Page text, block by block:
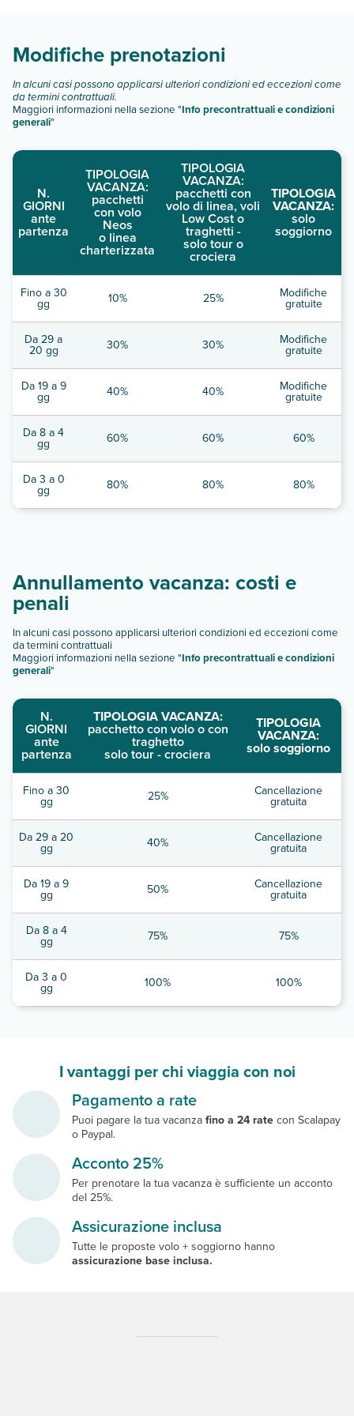
Modifiche prenotazioni
In alcuni casi possono applicarsi ulteriori condizioni ed eccezioni come
da termini contrattuali.
Maggiori informazioni nella sezione "Info precontrattuali e condizioni
generali"
N.
GIORNI
ante
partenza
TIPOLOGIA
VACANZA:
pacchetti
con volo
Neos
o linea
charterizzata
TIPOLOGIA
VACANZA:
pacchetti con
volo di linea, voli
Low Cost o
traghetti -
solo tour o
crociera
TIPOLOGIA
VACANZA:
solo
soggiorno
Fino a 30
gg 10% 25% Modifiche
gratuite
Da 29 a
20 gg 30% 30% Modifiche
gratuite
Da 19 a 9
gg 40% 40% Modifiche
gratuite
Da 8 a 4
gg 60% 60% 60%
Da 3 a 0
gg 80% 80% 80%
Annullamento vacanza: costi e
penali
In alcuni casi possono applicarsi ulteriori condizioni ed eccezioni come
da termini contrattuali
Maggiori informazioni nella sezione "Info precontrattuali e condizioni
generali"
N.
GIORNI
ante
partenza
TIPOLOGIA VACANZA:
pacchetto con volo o con
traghetto
solo tour - crociera
TIPOLOGIA
VACANZA:
solo soggiorno
Fino a 30
gg 25% Cancellazione
gratuita
Da 29 a 20
gg 40% Cancellazione
gratuita
Da 19 a 9
gg 50% Cancellazione
gratuita
Da 8 a 4
gg 75% 75%
Da 3 a 0
gg 100% 100%
I vantaggi per chi viaggia con noi
Pagamento a rate
Puoi pagare la tua vacanzafino a 24 ratecon Scalapay
o Paypal.
Acconto 25%
Per prenotare la tua vacanza è sufficiente un acconto
del 25%.
Assicurazione inclusa
Tutte le proposte volo + soggiorno hanno
assicurazione base inclusa.